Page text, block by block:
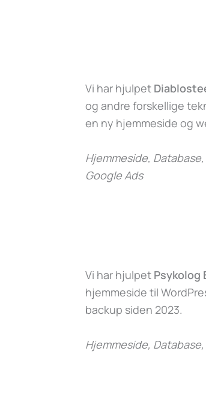
Vi har hjulpet
og andre forskellige
en ny hjemmeside og
Hjemmeside,
Google Ads
Vi har hjulpet Psykolog
hjemmeside til
backup siden 2023.
Hjemmeside,